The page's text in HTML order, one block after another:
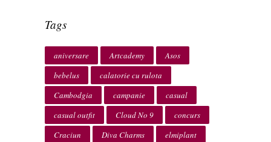
Tags
aniversare Artcademy
Asos
bebelus
calatorie cu rulota
Cambodgia
campanie
casual
casual outfit
Cloud No 9
concurs
Craciun
Diva Charms
elmiplant